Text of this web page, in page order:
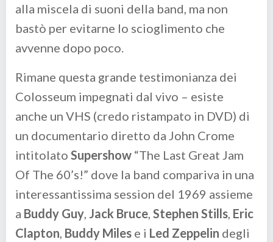
alla miscela di suoni della band, ma non
bastò per evitarne lo scioglimento che
avvenne dopo poco.
Rimane questa grande testimonianza dei
Colosseum impegnati dal vivo – esiste
anche un VHS (credo ristampato in DVD) di
un documentario diretto da John Crome
intitolato Supershow “The Last Great Jam
Of The 60’s!” dove la band compariva in una
interessantissima session del 1969 assieme
a Buddy Guy, Jack Bruce, Stephen Stills, Eric
Clapton, Buddy Miles e i Led Zeppelin degli